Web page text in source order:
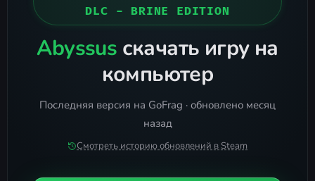
DLC - BRINE EDITION
Abyssus скачать игру на
компьютер
Последняя версия на GoFrag · обновлено месяц
назад
Смотреть историю обновлений в Steam